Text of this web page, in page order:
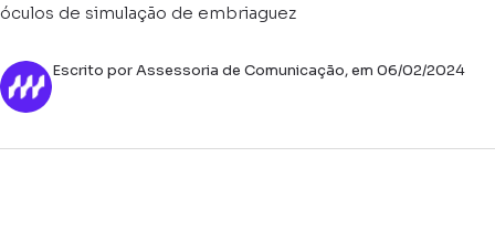
óculos de simulação de embriaguez
Escrito por Assessoria de Comunicação, em 06/02/2024